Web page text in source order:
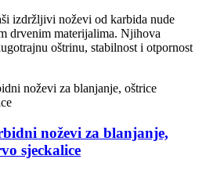
izdržljivi noževi od karbida nude
drvenim materijalima. Njihova
oštrinu, stabilnost i otpornost
noževi za blanjanje,
sjeckalice